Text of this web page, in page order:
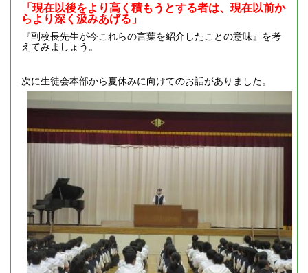
「現在以後をより高く積もうとする者は、現在以前か
らより深く汲みあげる」
『副校長先生が今これらの言葉を紹介したことの意味』を考
えてみましょう。
次に生徒会本部から夏休みに向けてのお話がありました。